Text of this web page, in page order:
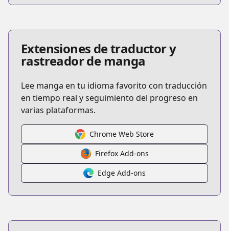
Extensiones de traductor y
rastreador de manga
Lee manga en tu idioma favorito con traducción
en tiempo real y seguimiento del progreso en
varias plataformas.
Chrome Web Store
Firefox Add-ons
Edge Add-ons